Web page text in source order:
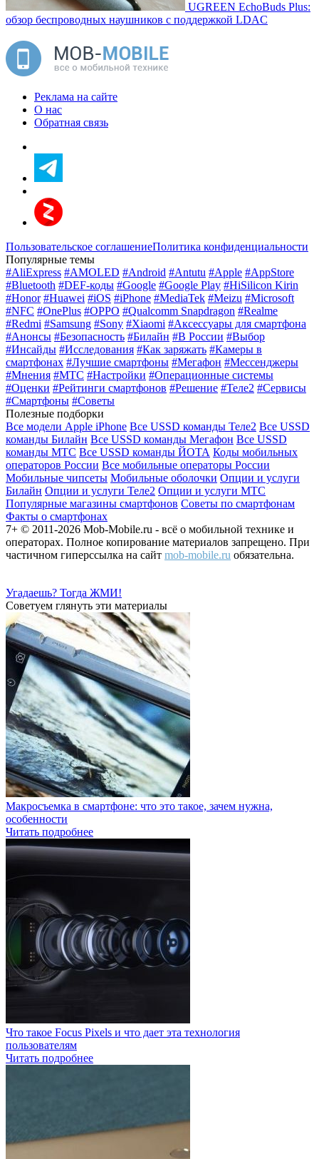
UGREEN EchoBuds Plus:
обзор беспроводных наушников с поддержкой LDAC
Реклама на сайте
О нас
Обратная связь
Пользовательское соглашениеПолитика конфиденциальности
Популярные темы
#AliExpress #AMOLED #Android #Antutu #Apple #AppStore
#Bluetooth #DEF-коды #Google #Google Play #HiSilicon Kirin
#Honor #Huawei #iOS #iPhone #MediaTek #Meizu #Microsoft
#NFC #OnePlus #OPPO #Qualcomm Snapdragon #Realme
#Redmi #Samsung #Sony #Xiaomi #Аксессуары для смартфона
#Анонсы #Безопасность #Билайн #В России #Выбор
#Инсайды #Исследования #Как заряжать #Камеры в
смартфонах #Лучшие смартфоны #Мегафон #Мессенджеры
#Мнения #МТС #Настройки #Операционные системы
#Оценки #Рейтинги смартфонов #Решение #Теле2 #Сервисы
#Смартфоны #Советы
Полезные подборки
Все модели Apple iPhone Все USSD команды Теле2 Все USSD
команды Билайн Все USSD команды Мегафон Все USSD
команды МТС Все USSD команды ЙОТА Коды мобильных
операторов России Все мобильные операторы России
Мобильные чипсеты Мобильные оболочки Опции и услуги
Билайн Опции и услуги Теле2 Опции и услуги МТС
Популярные магазины смартфонов Советы по смартфонам
Факты о смартфонах
7+ © 2011-2026 Mob-Mobile.ru - всё о мобильной технике и
операторах. Полное копирование материалов запрещено. При
частичном гиперссылка на сайт mob-mobile.ru обязательна.
Угадаешь? Тогда ЖМИ!
Советуем глянуть эти материалы
Макросъемка в смартфоне: что это такое, зачем нужна,
особенности
Читать подробнее
Что такое Focus Pixels и что дает эта технология
пользователям
Читать подробнее